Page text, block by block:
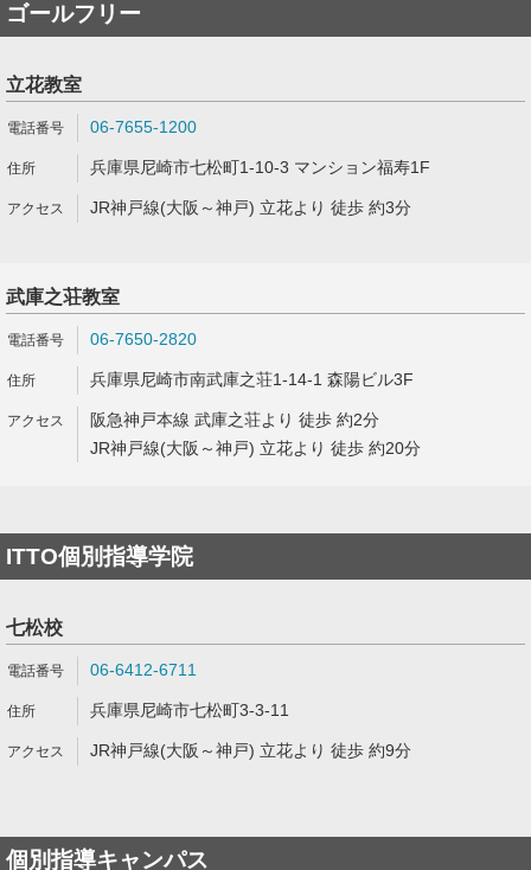
ゴールフリー
立花教室
06-7655-1200
兵庫県尼崎市七松町1-10-3 マンション福寿1F
JR神戸線(大阪～神戸) 立花より 徒歩 約3分
武庫之荘教室
06-7650-2820
兵庫県尼崎市南武庫之荘1-14-1 森陽ビル3F
阪急神戸本線 武庫之荘より 徒歩 約2分
JR神戸線(大阪～神戸) 立花より 徒歩 約20分
ITTO個別指導学院
七松校
06-6412-6711
兵庫県尼崎市七松町3-3-11
JR神戸線(大阪～神戸) 立花より 徒歩 約9分
個別指導キャンパス